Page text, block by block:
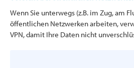
Wenn Sie unterwegs (z.B. im Zug, am
öffentlichen Netzwerken arbeiten,
VPN, damit Ihre Daten nicht